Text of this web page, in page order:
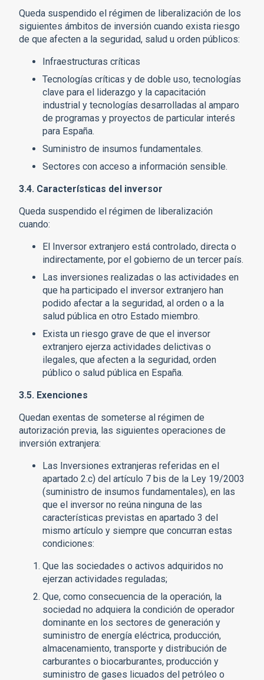
Queda suspendido el régimen de liberalización de los
siguientes ámbitos de inversión cuando exista riesgo
de que afecten a la seguridad, salud u orden públicos:
Infraestructuras críticas
Tecnologías críticas y de doble uso, tecnologías
clave para el liderazgo y la capacitación
industrial y tecnologías desarrolladas al amparo
de programas y proyectos de particular interés
para España.
Suministro de insumos fundamentales.
Sectores con acceso a información sensible.
3.4. Características del inversor
Queda suspendido el régimen de liberalización
cuando:
El Inversor extranjero está controlado, directa o
indirectamente, por el gobierno de un tercer país.
Las inversiones realizadas o las actividades en
que ha participado el inversor extranjero han
podido afectar a la seguridad, al orden o a la
salud pública en otro Estado miembro.
Exista un riesgo grave de que el inversor
extranjero ejerza actividades delictivas o
ilegales, que afecten a la seguridad, orden
público o salud pública en España.
3.5. Exenciones
Quedan exentas de someterse al régimen de
autorización previa, las siguientes operaciones de
inversión extranjera:
Las Inversiones extranjeras referidas en el
apartado 2.c) del artículo 7 bis de la Ley 19/2003
(suministro de insumos fundamentales), en las
que el inversor no reúna ninguna de las
características previstas en apartado 3 del
mismo artículo y siempre que concurran estas
condiciones:
Que las sociedades o activos adquiridos no
ejerzan actividades reguladas;
Que, como consecuencia de la operación, la
sociedad no adquiera la condición de operador
dominante en los sectores de generación y
suministro de energía eléctrica, producción,
almacenamiento, transporte y distribución de
carburantes o biocarburantes, producción y
suministro de gases licuados del petróleo o